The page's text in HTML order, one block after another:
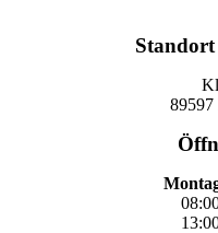
89597